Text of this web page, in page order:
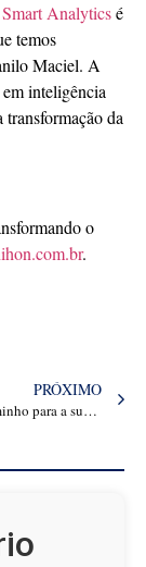
Analyticsé
temos
Maciel. A
inteligência
da
o
.
PRÓXIMO
A arte como caminho para a superação e a autorrealização